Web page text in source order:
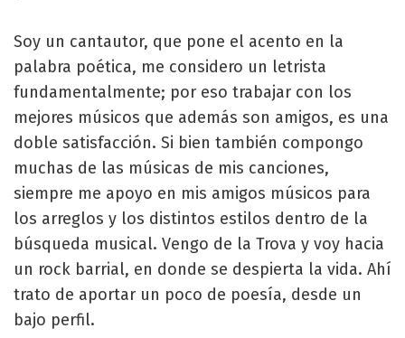
Soy un cantautor, que pone el acento en la
palabra poética, me considero un letrista
fundamentalmente; por eso trabajar con los
mejores músicos que además son amigos, es una
doble satisfacción. Si bien también compongo
muchas de las músicas de mis canciones,
siempre me apoyo en mis amigos músicos para
los arreglos y los distintos estilos dentro de la
búsqueda musical. Vengo de la Trova y voy hacia
un rock barrial, en donde se despierta la vida. Ahí
trato de aportar un poco de poesía, desde un
bajo perfil.